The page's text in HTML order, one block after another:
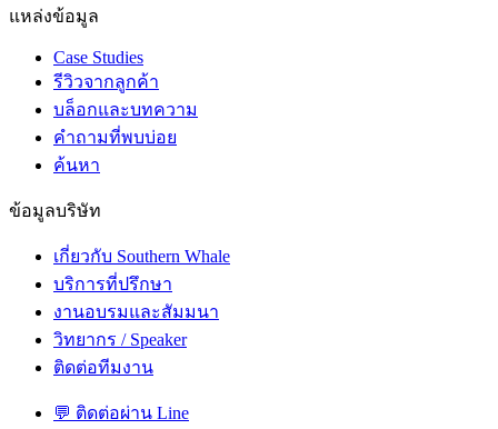
แหล่งข้อมูล
Case Studies
รีวิวจากลูกค้า
บล็อกและบทความ
คำถามที่พบบ่อย
ค้นหา
ข้อมูลบริษัท
เกี่ยวกับ Southern Whale
บริการที่ปรึกษา
งานอบรมและสัมมนา
วิทยากร / Speaker
ติดต่อทีมงาน
💬 ติดต่อผ่าน Line